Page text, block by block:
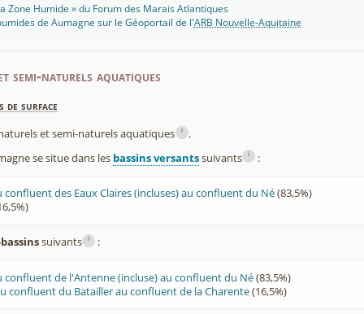
Zone Humide » du Forum des Marais Atlantiques
de Aumagne sur le Géoportail de l'ARB Nouvelle-Aquitaine
semi-naturels aquatiques
de surface
et semi-naturels aquatiques i
.
se situe dans les bassins versantssuivants i :
confluent des Eaux Claires (incluses) au confluent du Né(83,5%)
suivants i :
confluent de l'Antenne (incluse) au confluent du Né(83,5%)
confluent du Batailler au confluent de la Charente(16,5%)